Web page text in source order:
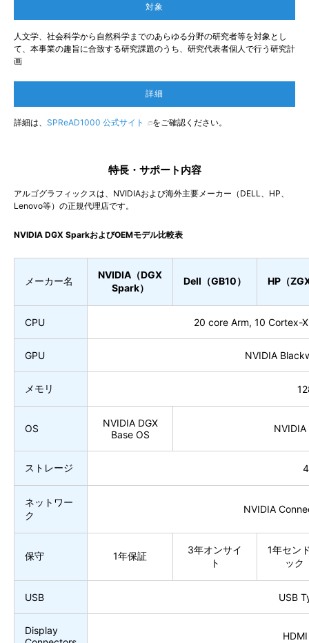
対象
人文学、社会科学から自然科学までのあらゆる分野の研究者等を対象とし
て、本事業の趣旨に合致する研究課題のうち、研究代表者個人で行う研究計
画
詳細
詳細は、 SPReAD1000 公式サイト をご確認ください。
特長・サポート内容
アルゴグラフィックスは、NVIDIAおよび海外主要メーカー（DELL、HP、
Lenovo等）の正規代理店です。
NVIDIA DGX SparkおよびOEMモデル比較表
メーカー名
NVIDIA （DGX
Spark）
Dell （GB10） HP （
CPU 20 core Arm, 10 Cortex-
GPU NVIDIA
メモリ
OS
NVIDIA DGX
Base OS
ストレージ
ネットワー
ク
NVIDIA
保守 1年保証
3年オンサイ
ト
1年セン
ック
USB USB
Display